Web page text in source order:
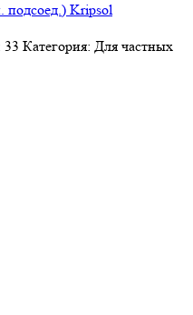
подсоед.) Kripsol
33 Категория: Для частных